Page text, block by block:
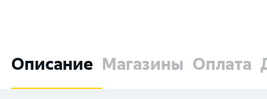
Описание Магазины Оплата